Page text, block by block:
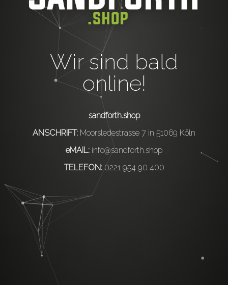
Wir sind bald
online!
sandforth.shop
ANSCHRIFT: Moorsledestrasse 7 in 51069 Köln
eMAIL: info@sandforth.shop
TELEFON: 0221 954 90 400